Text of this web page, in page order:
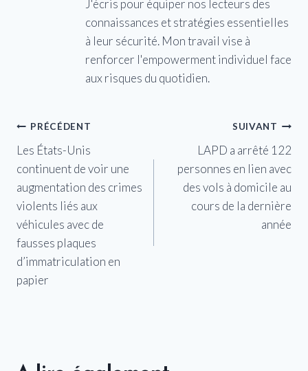
J'écris pour équiper nos lecteurs des
connaissances et stratégies essentielles
à leur sécurité. Mon travail vise à
renforcer l'empowerment individuel face
aux risques du quotidien.
Navigation
de
l’article
PRÉCÉDENT
Les États-Unis
continuent de voir une
augmentation des crimes
violents liés aux
véhicules avec de
fausses plaques
d’immatriculation en
papier
SUIVANT
LAPD a arrêté 122
personnes en lien avec
des vols à domicile au
cours de la dernière
année